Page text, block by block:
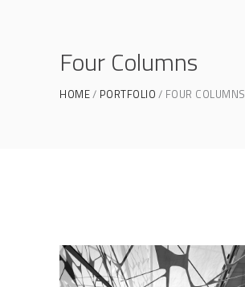
Four Columns
HOME PORTFOLIO FOUR COLUMNS